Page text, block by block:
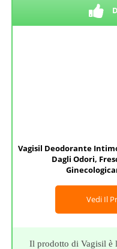
Vagisil Deodorante
Dagli Odori,
Vedi Il
Il prodotto di Vagisil è